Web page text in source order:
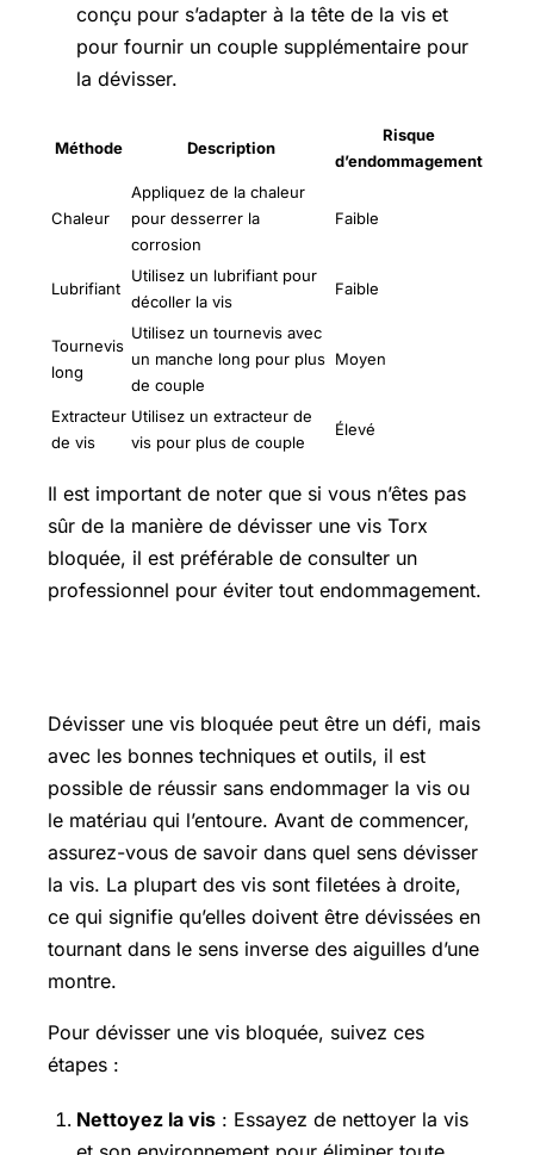
conçu pour s’adapter à la tête de la vis et
pour fournir un couple supplémentaire pour
la dévisser.
Méthode Description
Risque
d’endommagement
Chaleur
Appliquez de la chaleur
pour desserrer la
corrosion
Faible
Lubrifiant
Utilisez un lubrifiant pour
décoller la vis
Faible
Tournevis
long
Utilisez un tournevis avec
un manche long pour plus
de couple
Moyen
Extracteur
de vis
Utilisez un extracteur de
vis pour plus de couple
Élevé
Il est important de noter que si vous n’êtes pas
sûr de la manière de dévisser une vis Torx
bloquée, il est préférable de consulter un
professionnel pour éviter tout endommagement.
Dévisser une vis bloquée peut être un défi, mais
avec les bonnes techniques et outils, il est
possible de réussir sans endommager la vis ou
le matériau qui l’entoure. Avant de commencer,
assurez-vous de savoir dans quel sens dévisser
la vis. La plupart des vis sont filetées à droite,
ce qui signifie qu’elles doivent être dévissées en
tournant dans le sens inverse des aiguilles d’une
montre.
Pour dévisser une vis bloquée, suivez ces
étapes :
Nettoyez la vis : Essayez de nettoyer la vis